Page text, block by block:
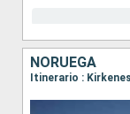
NORUEGA